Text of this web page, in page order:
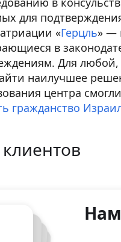
для
«Герцль» —
в
Для
наилучшее
центра
гражданство